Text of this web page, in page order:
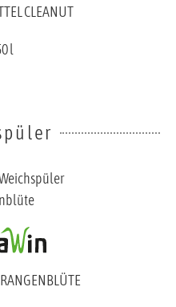
CLEANUT
l